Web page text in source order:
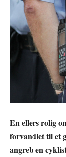
En ellers rolig
forvandlet til et
angreb en cyklist